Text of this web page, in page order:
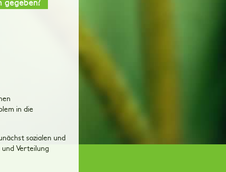
in die
sozialen und
Verteilung